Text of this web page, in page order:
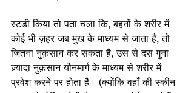
स्टडी किया तो पता चला कि, बहनों के शरीर में
कोई भी ज़हर जब मुख के माध्यम से जाता है, तो
जितना नुक़सान कर सकता है, उस से दस गुना
ज़्यादा नुक़सान यौनमार्ग के माध्यम से शरीर में
प्रवेश करने पर होता हैं। (क्योंकि वहाँ की स्कीन